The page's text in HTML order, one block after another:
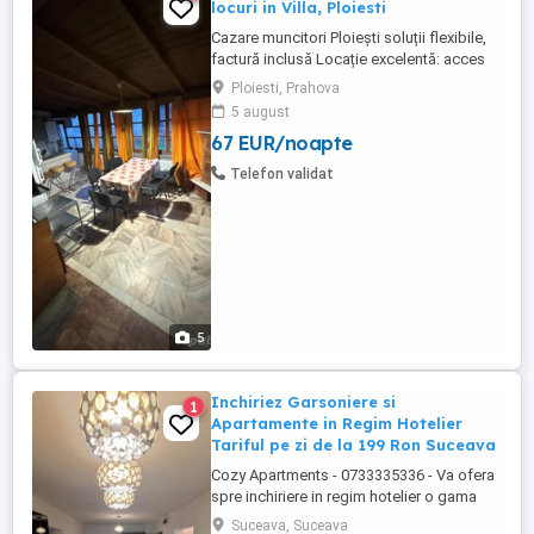
5
locuri in Villa, Ploiesti
Cazare muncitori Ploiești soluții flexibile,
factură inclusă Locație excelentă: acces
rapid către centre comerciale, rafinării și
zone industriale din Ploiești Apartament în
vilă capacitate mare 4 camere | până la 11
persoane 1 baie, bucătărie complet utilată
TV, balcon, grătar ...
Ploiesti, Prahova
5 august
67 EUR/noapte
Telefon validat
1
Inchiriez Garsoniere si
Apartamente in Regim Hotelier
Tariful pe zi de la 199 Ron Suceava
Cozy Apartments - 0733335336 - Va ofera
spre inchiriere in regim hotelier o gama
variata de apartamente si garsoniere
Suceava, Suceava